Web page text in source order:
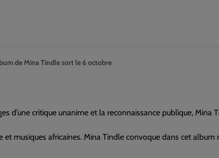
de Mina Tindle sort le 6 octobre
d’une critique unanime et la reconnaissance publique,
musiques africaines. Mina Tindle convoque dans cet